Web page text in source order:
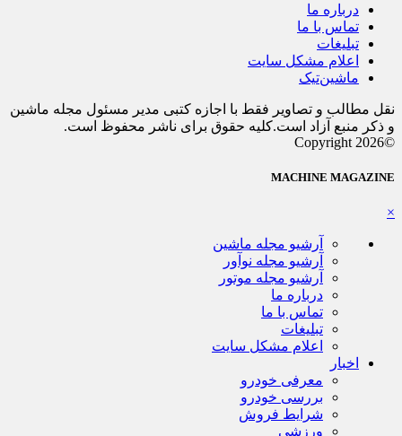
درباره ما
تماس با ما
تبلیغات
اعلام مشکل سایت
ماشین‌تیک
نقل مطالب و تصاویر فقط با اجازه کتبی مدیر مسئول مجله ماشین
و ذکر منبع آزاد است.کلیه حقوق برای ناشر محفوظ است.
©Copyright 2026
MACHINE MAGAZINE
×
آرشیو مجله ماشین
آرشیو مجله نوآور
آرشیو مجله موتور
درباره ما
تماس با ما
تبلیغات
اعلام مشکل سایت
اخبار
معرفی خودرو
بررسی خودرو
شرایط فروش
ورزشی